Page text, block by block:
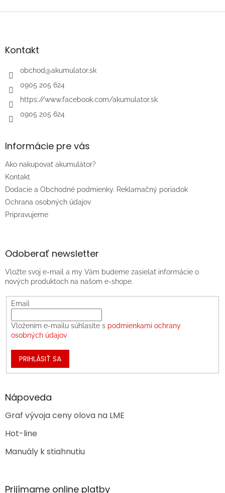
u
Z
äKontakt
obchod@akumulator.sk
0905 205 624
https://www.facebook.com/akumulator.sk
0905 205 624
Informácie pre vás
Ako nakupovať akumulátor?
Kontakt
Dodacie a Obchodné podmienky. Reklamačný poriadok
Ochrana osobných údajov
Pripravujeme
Odoberať newsletter
Vložte svoj e-mail a my Vám budeme zasielať informácie o
nových produktoch na našom e-shope.
Email
Vložením e-mailu súhlasíte s podmienkami ochrany
osobných údajov
PRIHLÁSIŤ SA
Nápoveda
Graf vývoja ceny olova na LME
Hot-line
Manuály k stiahnutiu
Prijímame online platby